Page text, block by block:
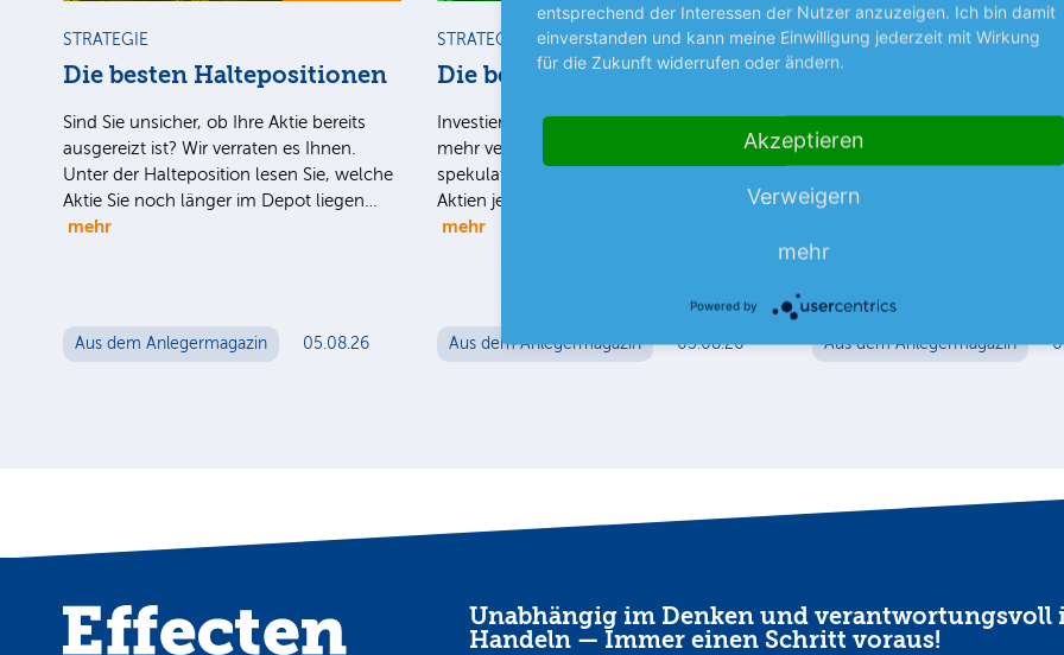
STRATEGIE
Die besten Haltepositionen
Sind Sie unsicher, ob Ihre Aktie bereits
ausgereizt ist? Wir verraten es Ihnen.
Unter der Halteposition lesen Sie, welche
Aktie Sie noch länger im Depot liegen…
mehr
Aus dem Anlegermagazin 05.08.26
STRATEGIE
Die besten Kaufpositionen
Investieren wie die Profis. Keine Trends
mehr verpassen! Ob konservativ oder
spekulativ – wir verraten Ihnen, welche
Aktien jetzt ins Depot gehören! In der…
mehr
Aus dem Anlegermagazin 05.08.26
BÖRSENGERÜCHTE
Dt. Telekom +++
Motors
Nachrichtenportals Semafor,
Telekom-Tochter T-Mobile US
für eine mögliche Fusion mit der
Aus dem Anlegermagazin
Unabhängig im Denken und verantwortungsvoll
Handeln — Immer einen Schritt voraus!
entsprechend der Interessen der Nutzer anzuzeigen. Ich bin damit
einverstanden und kann meine Einwilligung jederzeit mit Wirkung
für die Zukunft widerrufen oder ändern.
Akzeptieren
Verweigern
mehr
Powered by